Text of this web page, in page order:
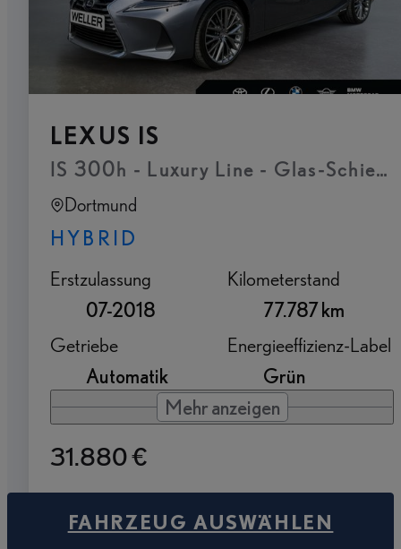
LEXUS IS
IS 300h - Luxury Line - Glas-
Dortmund
HYBRID
Erstzulassung
07-2018
Kilometerstand
77.787 km
Getriebe
Automatik
Energieeffizienz-Label
Grün
Mehr anzeigen
31.880 €
FAHRZEUG AUSWÄHLEN